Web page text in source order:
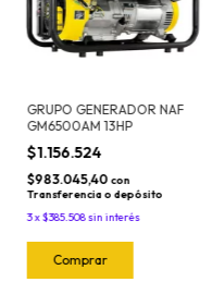
GRUPO GENERADOR NAF
GM6500AM 13HP
$1.156.524
$983.045,40 con
Transferencia o depósito
3x$385.508sin interés